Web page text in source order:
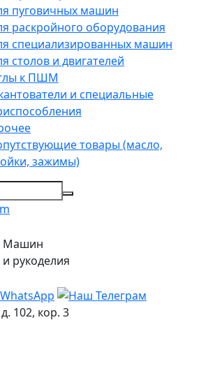
пуговичных машин
раскройного оборудования
специализированных машин
столов и двигателей
к ПШМ
и специальные
товары (масло,
зажимы)
рукоделия
102, кор. 3